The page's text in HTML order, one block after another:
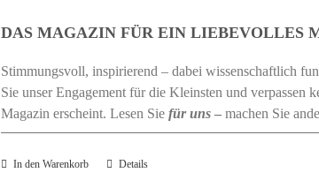
DAS MAGAZIN FÜR EIN LIEBEVOLLES
Stimmungsvoll, inspirierend – dabei wissenschaftlich
Sie unser Engagement für die Kleinsten und verpassen
Magazin erscheint. Lesen Siefür uns–machen Sie
In den Warenkorb Details